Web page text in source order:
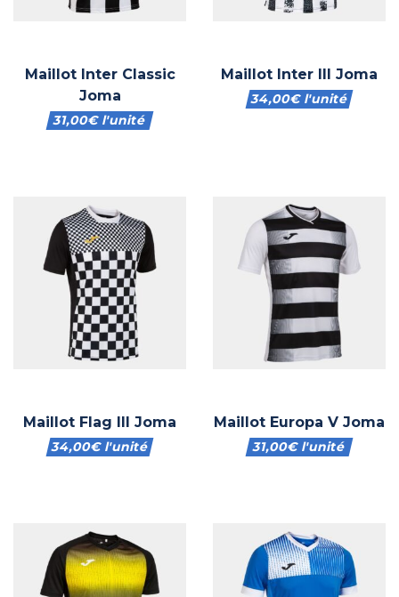
Maillot Inter Classic
Joma
31,00€l'unité
Maillot Inter III Joma
34,00€l'unité
Maillot Flag III Joma
34,00€l'unité
Maillot Europa V Joma
31,00€l'unité